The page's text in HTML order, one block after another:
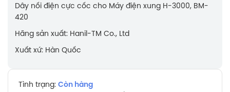
Dây nối điện cực cốc cho Máy điện xung H-3000, BM-
420
Hãng sản xuất: Hanil-TM Co., Ltd
Xuất xứ: Hàn Quốc
Tình trạng: Còn hàng